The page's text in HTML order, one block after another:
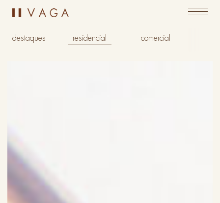
destaques residencial comercial